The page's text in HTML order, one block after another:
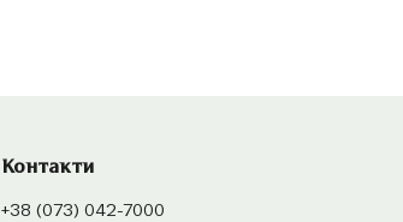
Контакти
+38 (073) 042-7000